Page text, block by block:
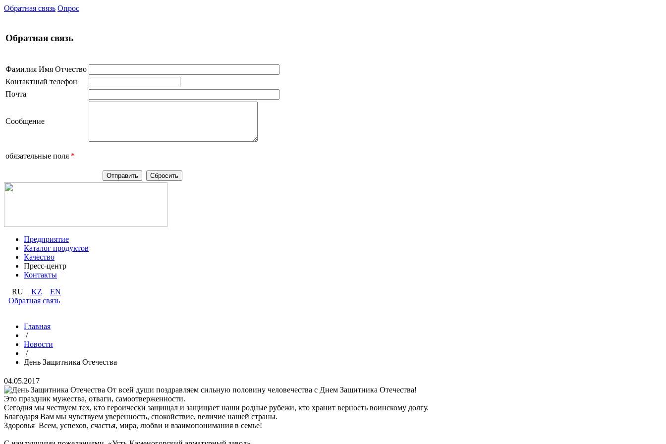
Обратная связь Опрос
Обратная связь
Фамилия Имя Отчество
Контактный телефон
Почта
Сообщение
обязательные поля *
Предприятие
Каталог продуктов
Качество
Пресс-центр
Контакты
RU KZ
EN
Обратная связь
Главная
/
Новости
/
День Защитника Отечества
04.05.2017
От всей души поздравляем сильную половину человечества с Днем Защитника Отечества!
Это праздник мужества, отваги, самоотверженности.
Сегодня мы чествуем тех, кто героически защищал и защищает наши родные рубежи, кто хранит верность воинскому долгу.
Благодаря Вам мы чувствуем уверенность, спокойствие, величие нашей страны.
Здоровья Всем, успехов, счастья, мира, любви и взаимопонимания в семье!